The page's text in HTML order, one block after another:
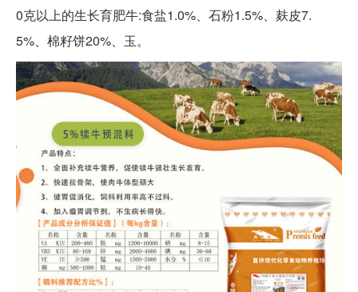
0克以上的生长育肥牛:食盐1.0%、石粉1.5%、麸皮7.
5%、棉籽饼20%、玉。